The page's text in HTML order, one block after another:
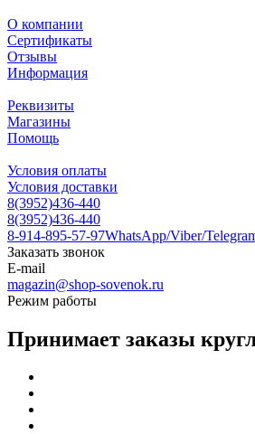
О компании
Сертификаты
Отзывы
Информация
Реквизиты
Магазины
Помощь
Условия оплаты
Условия доставки
8(3952)436-440
8(3952)436-440
8-914-895-57-97WhatsApp/Viber/
Заказать звонок
E-mail
magazin@shop-sovenok.ru
Режим работы
Принимает заказы